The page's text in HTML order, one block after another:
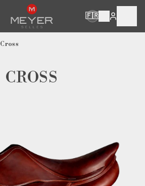
🇫🇷
Cross
CROSS